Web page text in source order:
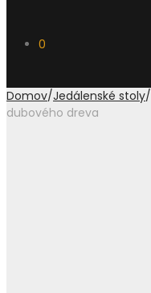
0
Domov/Jedálenské stoly/
dubového dreva